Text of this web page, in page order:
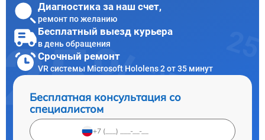
Диагностика за наш счет,
ремонт по желанию
Бесплатный выезд курьера
в день обращения
Срочный ремонт
VR системы Microsoft Hololens 2 от 35 минут
Бесплатная консультация со
специалистом